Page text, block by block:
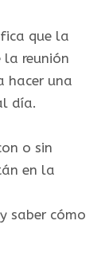
que la
la reunión
hacer una
día.
o sin
en la
saber cómo